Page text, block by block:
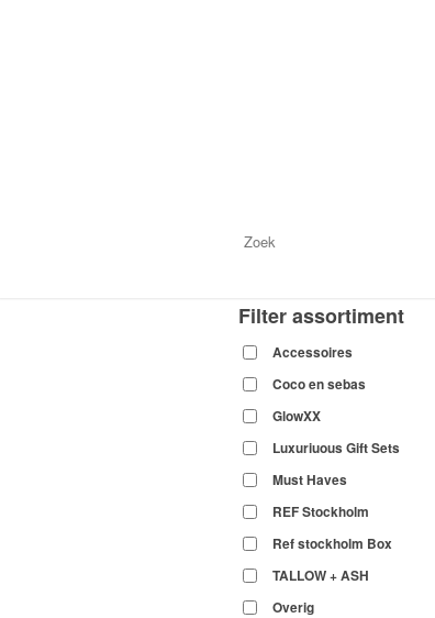
Filter assortiment
Accessoires
Coco en sebas
GlowXX
Luxuriuous Gift Sets
Must Haves
REF Stockholm
Ref stockholm Box
TALLOW + ASH
Overig